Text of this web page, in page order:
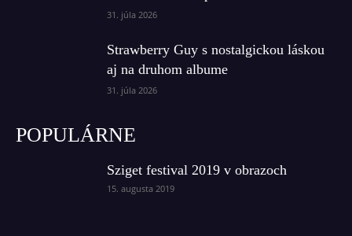
31. júla 2026
Strawberry Guy s nostalgickou láskou
aj na druhom albume
31. júla 2026
POPULÁRNE
Sziget festival 2019 v obrazoch
15. augusta 2019